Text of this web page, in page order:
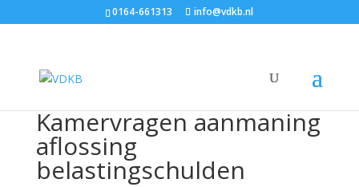
0164-661313 info@vdkb.nl
Kamervragen aanmaning
aflossing
belastingschulden